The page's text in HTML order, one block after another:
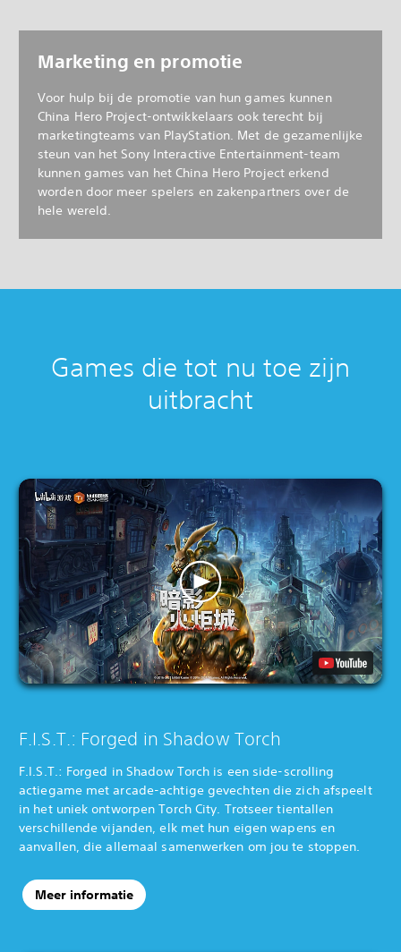
Marketing en promotie
Voor hulp bij de promotie van hun games kunnen
China Hero Project-ontwikkelaars ook terecht bij
marketingteams van PlayStation. Met de gezamenlijke
steun van het Sony Interactive Entertainment-team
kunnen games van het China Hero Project erkend
worden door meer spelers en zakenpartners over de
hele wereld.
Games die tot nu toe zijn
uitbracht
F.I.S.T.: Forged in Shadow Torch
F.I.S.T.: Forged in Shadow Torch is een side-scrolling
actiegame met arcade-achtige gevechten die zich afspeelt
in het uniek ontworpen Torch City. Trotseer tientallen
verschillende vijanden, elk met hun eigen wapens en
aanvallen, die allemaal samenwerken om jou te stoppen.
Meer informatie